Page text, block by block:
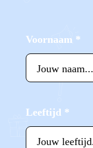
Voornaam *
Leeftijd *